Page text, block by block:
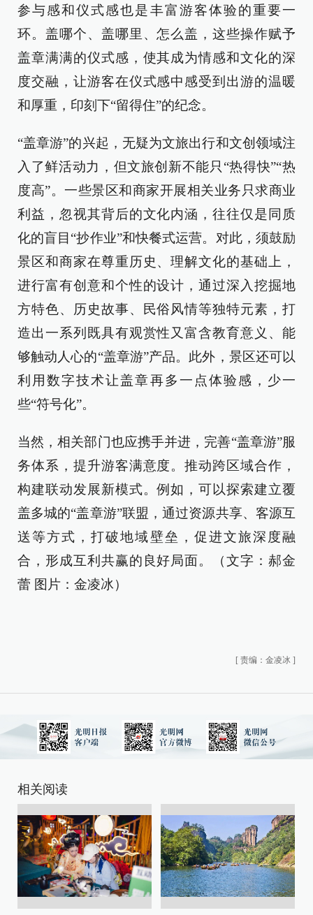
参与感和仪式感也是丰富游客体验的重要一
环。盖哪个、盖哪里、怎么盖，这些操作赋予
盖章满满的仪式感，使其成为情感和文化的深
度交融，让游客在仪式感中感受到出游的温暖
和厚重，印刻下“留得住”的纪念。
“盖章游”的兴起，无疑为文旅出行和文创领域注
入了鲜活动力，但文旅创新不能只“热得快”“热
度高”。一些景区和商家开展相关业务只求商业
利益，忽视其背后的文化内涵，往往仅是同质
化的盲目“抄作业”和快餐式运营。对此，须鼓励
景区和商家在尊重历史、理解文化的基础上，
进行富有创意和个性的设计，通过深入挖掘地
方特色、历史故事、民俗风情等独特元素，打
造出一系列既具有观赏性又富含教育意义、能
够触动人心的“盖章游”产品。此外，景区还可以
利用数字技术让盖章再多一点体验感，少一
些“符号化”。
当然，相关部门也应携手并进，完善“盖章游”服
务体系，提升游客满意度。推动跨区域合作，
构建联动发展新模式。例如，可以探索建立覆
盖多城的“盖章游”联盟，通过资源共享、客源互
送等方式，打破地域壁垒，促进文旅深度融
合，形成互利共赢的良好局面。（文字：郝金
蕾 图片：金凌冰）
[ 责编：金凌冰 ]
相关阅读